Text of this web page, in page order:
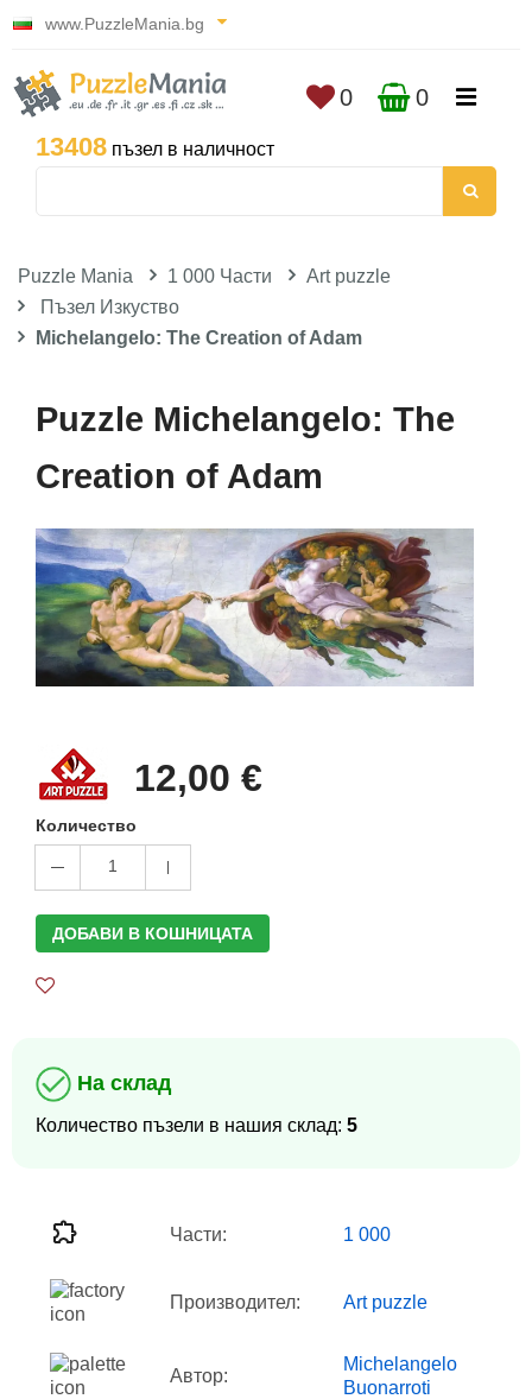
www.PuzzleMania.bg
13408 пъзел в наличност
0 0
Puzzle Mania 1 000 Части
Art puzzle
Пъзел Изкуство
Michelangelo: The Creation of Adam
Puzzle Michelangelo: The
Creation of Adam
12,00 €
Количество
1
ДОБАВИ В КОШНИЦАТА
На склад
Количество пъзели в нашия склад: 5
Части: 1 000
Производител: Art puzzle
Автор:
Michelangelo
Buonarroti